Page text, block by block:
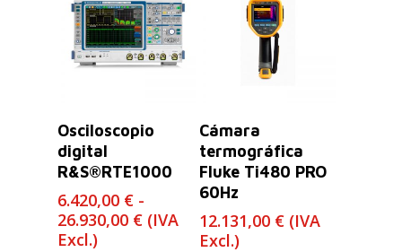
Seleccionar
Opciones
Osciloscopio
digital
R&S®RTE1000
6.420,00 € -
26.930,00 €Rango
(IVA
Excl.)
Cámara
termográfica
Fluke Ti480 PRO
60Hz
12.131,00 € (IVA
Excl.)